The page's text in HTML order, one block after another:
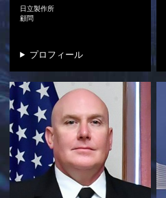
日立製作所
顧問
プロフィール